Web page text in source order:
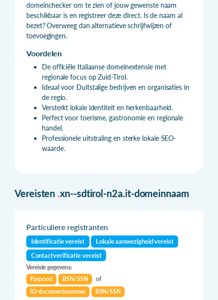
domeinchecker om te zien of jouw gewenste naam
beschikbaar is en registreer deze direct. Is de naam al
bezet? Overweeg dan alternatieve schrijfwijzen of
toevoegingen.
Voordelen
De officiële Italiaanse domeinextensie met
regionale focus op Zuid-Tirol.
Ideaal voor Duitstalige bedrijven en organisaties in
de regio.
Versterkt lokale identiteit en herkenbaarheid.
Perfect voor toerisme, gastronomie en regionale
handel.
Professionele uitstraling en sterke lokale SEO-
waarde.
Vereisten .xn--sdtirol-n2a.it-domeinnaam
Particuliere registranten
Identificatie vereist
Lokale aanwezigheid vereist
Contactverificatie vereist
Vereiste gegevens:
Paspoort
BSN/SSN
of
ID-documentnummer
BSN/SSN